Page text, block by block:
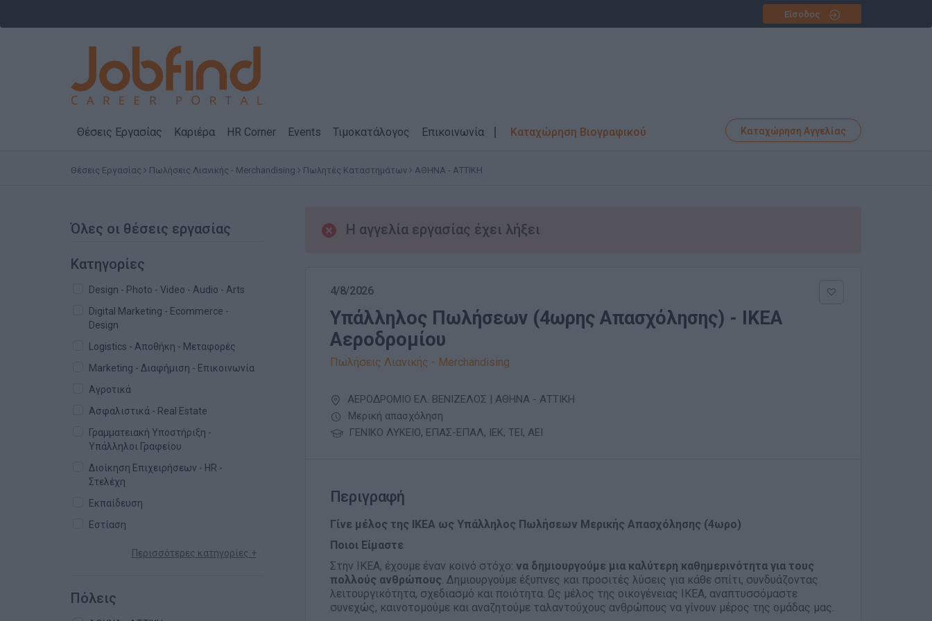
Είσοδος
Θέσεις Εργασίας Καριέρα HR Corner Events Τιμοκατάλογος Επικοινωνία Καταχώρηση Βιογραφικού Καταχώρηση Αγγελίας
Θέσεις Εργασίας Πωλήσεις Λιανικής - Merchandising Πωλητές Καταστημάτων ΑΘΗΝΑ - ΑΤΤΙΚΗ
Όλες οι θέσεις εργασίας
Κατηγορίες
Design - Photo - Video - Audio - Arts
Digital Marketing - Ecommerce -
Design
Logistics - Αποθήκη - Μεταφορές
Marketing - Διαφήμιση - Επικοινωνία
Αγροτικά
Ασφαλιστικά - Real Estate
Γραμματειακή Υποστήριξη -
Υπάλληλοι Γραφείου
Διοίκηση Επιχειρήσεων - HR -
Στελέχη
Εκπαίδευση
Εστίαση
Περισσότερες κατηγορίες +
Πόλεις
Η αγγελία εργασίας έχει λήξει
4/8/2026
Υπάλληλος Πωλήσεων (4ωρης Απασχόλησης) - ΙΚΕΑ
Αεροδρομίου
Πωλήσεις Λιανικής - Merchandising
ΑΕΡΟΔΡΟΜΙΟ ΕΛ. ΒΕΝΙΖΕΛΟΣ | ΑΘΗΝΑ - ΑΤΤΙΚΗ
Μερική απασχόληση
ΓΕΝΙΚΟ ΛΥΚΕΙΟ, ΕΠΑΣ-ΕΠΑΛ, ΙΕΚ, ΤΕΙ, ΑΕΙ
Περιγραφή
Γίνε μέλος της ΙΚΕΑ ως Υπάλληλος Πωλήσεων Μερικής Απασχόλησης (4ωρο)
Ποιοι Είμαστε
Στην ΙΚΕΑ, έχουμε έναν κοινό στόχο: να δημιουργούμε μια καλύτερη καθημερινότητα για τους
πολλούς ανθρώπους. Δημιουργούμε έξυπνες και προσιτές λύσεις για κάθε σπίτι, συνδυάζοντας
λειτουργικότητα, σχεδιασμό και ποιότητα. Ως μέλος της οικογένειας ΙΚΕΑ, αναπτυσσόμαστε
συνεχώς, καινοτομούμε και αναζητούμε ταλαντούχους ανθρώπους να γίνουν μέρος της ομάδας μας.